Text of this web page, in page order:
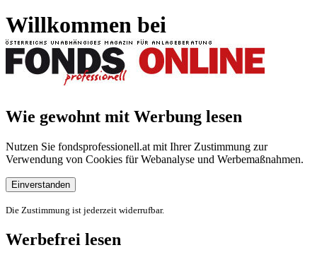
Willkommen bei
Wie gewohnt mit Werbung lesen
Nutzen Sie fondsprofessionell.at mit Ihrer Zustimmung zur
Verwendung von Cookies für Webanalyse und Werbemaßnahmen.
Einverstanden
Die Zustimmung ist jederzeit widerrufbar.
Werbefrei lesen